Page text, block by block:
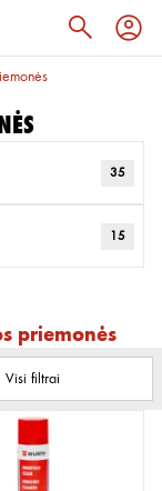
35
15
priemonės
Visi filtrai